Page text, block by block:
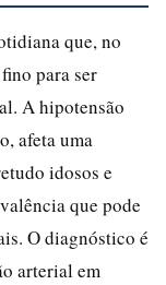
que, no
para ser
A hipotensão
afeta uma
idosos e
que pode
O diagnóstico é
arterial em